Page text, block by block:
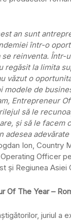
an sunt
într-o
se reinventa. Într-
regăsit la limita
văzut o
modele de
Entrepreneur
să le
şi să le facem
adesea
Ion, Country
Officer
și Regiunea Asiei
Of The Year –
juriul a